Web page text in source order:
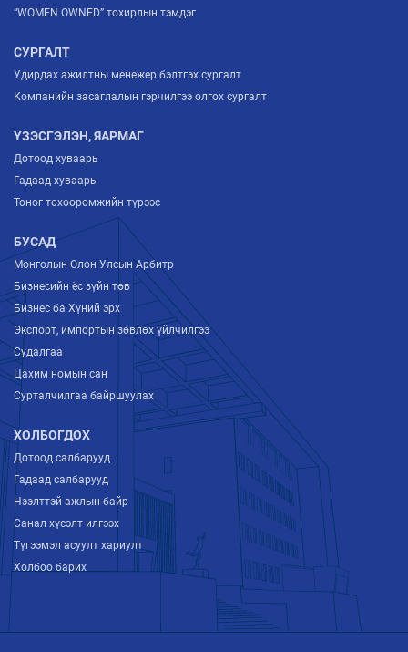
“WOMEN OWNED” тохирлын тэмдэг
СУРГАЛТ
Удирдах ажилтны менежер бэлтгэх сургалт
Компанийн засаглалын гэрчилгээ олгох сургалт
ҮЗЭСГЭЛЭН, ЯАРМАГ
Дотоод хуваарь
Гадаад хуваарь
Тоног төхөөрөмжийн түрээс
БУСАД
Монголын Олон Улсын Арбитр
Бизнесийн ёс зүйн төв
Бизнес ба Хүний эрх
Экспорт, импортын зөвлөх үйлчилгээ
Судалгаа
Цахим номын сан
Сурталчилгаа байршуулах
ХОЛБОГДОХ
Дотоод салбарууд
Гадаад салбарууд
Нээлттэй ажлын байр
Санал хүсэлт илгээх
Түгээмэл асуулт хариулт
Холбоо барих